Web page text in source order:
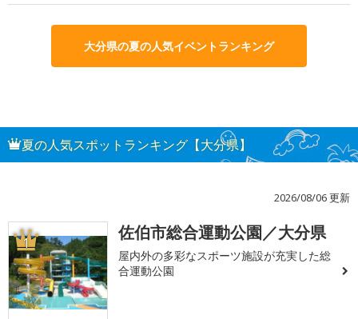
大分県の夏の人気イベントランキング
夏の人気スポットランキング【大分県】
2026/08/06 更新
1 佐伯市総合運動公園／大分県
屋内外の多彩なスポーツ施設が充実した総
合運動公園